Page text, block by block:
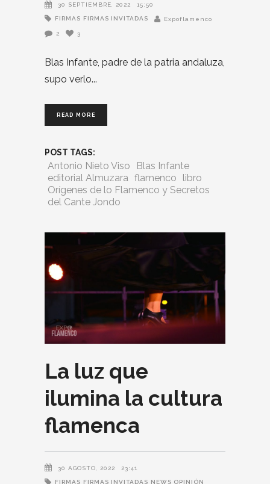
30 SEPTIEMBRE, 2022 15:50
FIRMAS FIRMAS INVITADAS Expoflamenco
2 3
Blas Infante, padre de la patria andaluza,
supo verlo
READ MORE
POST TAGS:
Antonio Nieto Viso
Blas Infante
editorial Almuzara flamenco
libro
Orígenes de lo Flamenco y Secretos
del Cante Jondo
La luz que
ilumina la cultura
flamenca
30 AGOSTO, 2022 23:41
FIRMAS FIRMAS INVITADAS NEWS OPINIÓN